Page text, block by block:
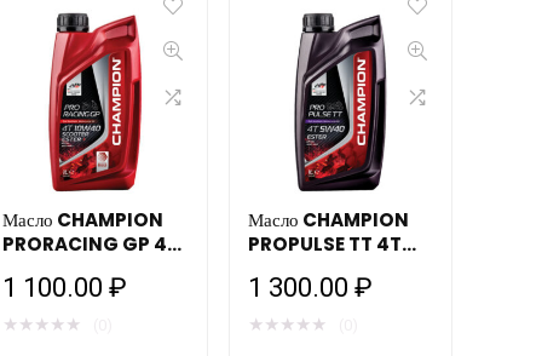
Масло CHAMPION
PRORACING GP 4T
мотоциклетное
1 100.00₽
★ ★ ★ ★ ★
Масло CHAMPION
PROPULSE TT 4T
мотоциклетное
1 300.00 ₽
★ ★ ★ ★ ★